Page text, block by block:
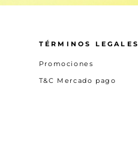
TÉRMINOS LEGALES
Promociones
T&C Mercado pago